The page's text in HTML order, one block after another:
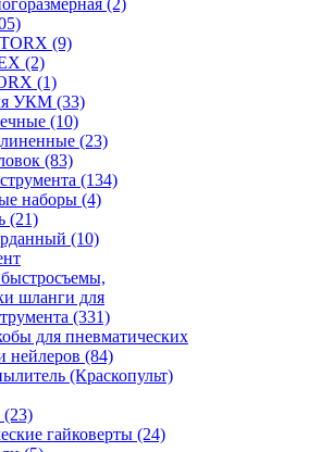
(9)
(2)
(1)
УКМ (33)
(10)
(23)
(83)
(134)
наборы (4)
(21)
(10)
шланги для
(331)
для пневматических
нейлеров (84)
(Краскопульт)
(23)
гайковерты (24)